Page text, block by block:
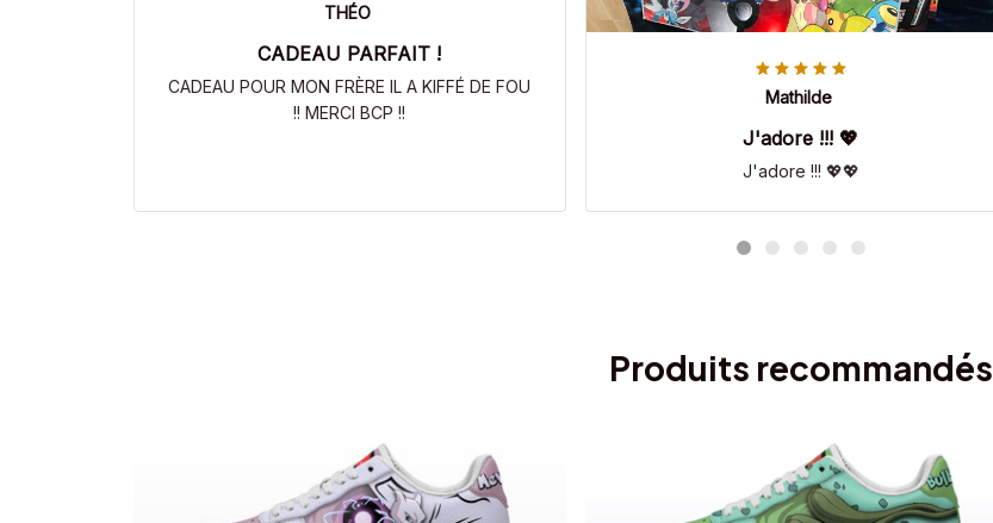
THÉO
CADEAU PARFAIT !
CADEAU POUR MON FRÈRE IL A KIFFÉ DE FOU
!! MERCI BCP !!
Mathilde
J'adore !!! 💖
J'adore !!! 💖💖
Produits recommandés